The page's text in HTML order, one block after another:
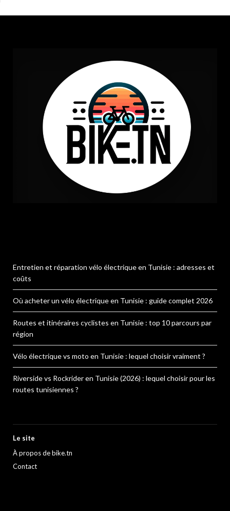
Entretien et réparation vélo électrique en Tunisie : adresses et
coûts
Où acheter un vélo électrique en Tunisie : guide complet 2026
Routes et itinéraires cyclistes en Tunisie : top 10 parcours par
région
Vélo électrique vs moto en Tunisie : lequel choisir vraiment ?
Riverside vs Rockrider en Tunisie (2026) : lequel choisir pour les
routes tunisiennes ?
Le site
À propos de bike.tn
Contact